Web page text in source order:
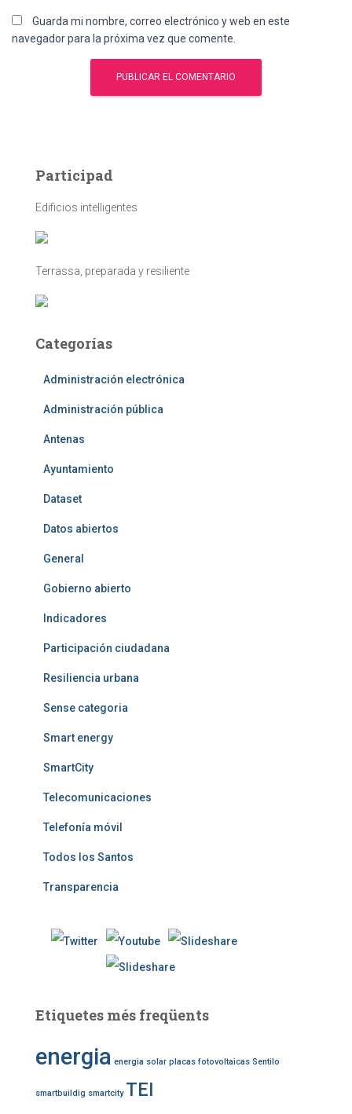
Guarda mi nombre, correo electrónico y web en este
navegador para la próxima vez que comente.
Participad
Edificios intelligentes
Terrassa, preparada y resiliente
Categorías
Administración electrónica
Administración pública
Antenas
Ayuntamiento
Dataset
Datos abiertos
General
Gobierno abierto
Indicadores
Participación ciudadana
Resiliencia urbana
Sense categoria
Smart energy
SmartCity
Telecomunicaciones
Telefonía móvil
Todos los Santos
Transparencia
Etiquetes més freqüents
energia energia solar placas fotovoltaicas Sentilo
smartbuildig smartcity TEI